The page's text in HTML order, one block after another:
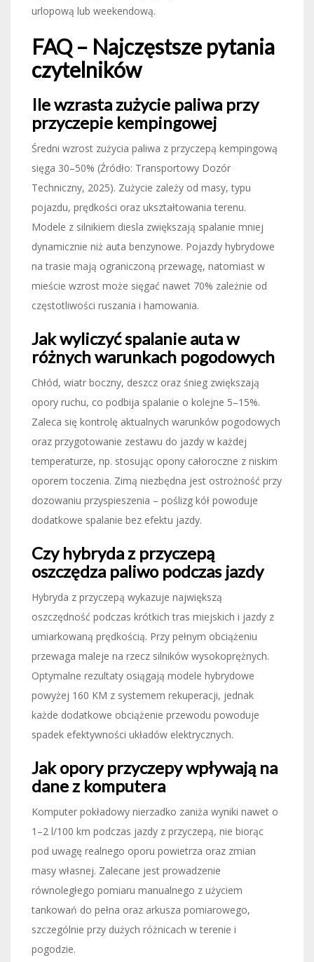
urlopową lub weekendową.
FAQ – Najczęstsze pytania
czytelników
Ile wzrasta zużycie paliwa przy
przyczepie kempingowej
Średni wzrost zużycia paliwa z przyczepą kempingową
sięga 30–50% (Źródło: Transportowy Dozór
Techniczny, 2025). Zużycie zależy od masy, typu
pojazdu, prędkości oraz ukształtowania terenu.
Modele z silnikiem diesla zwiększają spalanie mniej
dynamicznie niż auta benzynowe. Pojazdy hybrydowe
na trasie mają ograniczoną przewagę, natomiast w
mieście wzrost może sięgać nawet 70% zależnie od
częstotliwości ruszania i hamowania.
Jak wyliczyć spalanie auta w
różnych warunkach pogodowych
Chłód, wiatr boczny, deszcz oraz śnieg zwiększają
opory ruchu, co podbija spalanie o kolejne 5–15%.
Zaleca się kontrolę aktualnych warunków pogodowych
oraz przygotowanie zestawu do jazdy w każdej
temperaturze, np. stosując opony całoroczne z niskim
oporem toczenia. Zimą niezbędna jest ostrożność przy
dozowaniu przyspieszenia – poślizg kół powoduje
dodatkowe spalanie bez efektu jazdy.
Czy hybryda z przyczepą
oszczędza paliwo podczas jazdy
Hybryda z przyczepą wykazuje największą
oszczędność podczas krótkich tras miejskich i jazdy z
umiarkowaną prędkością. Przy pełnym obciążeniu
przewaga maleje na rzecz silników wysokoprężnych.
Optymalne rezultaty osiągają modele hybrydowe
powyżej 160 KM z systemem rekuperacji, jednak
każde dodatkowe obciążenie przewodu powoduje
spadek efektywności układów elektrycznych.
Jak opory przyczepy wpływają na
dane z komputera
Komputer pokładowy nierzadko zaniża wyniki nawet o
1–2 l/100 km podczas jazdy z przyczepą, nie biorąc
pod uwagę realnego oporu powietrza oraz zmian
masy własnej. Zalecane jest prowadzenie
równoległego pomiaru manualnego z użyciem
tankowań do pełna oraz arkusza pomiarowego,
szczególnie przy dużych różnicach w terenie i
pogodzie.